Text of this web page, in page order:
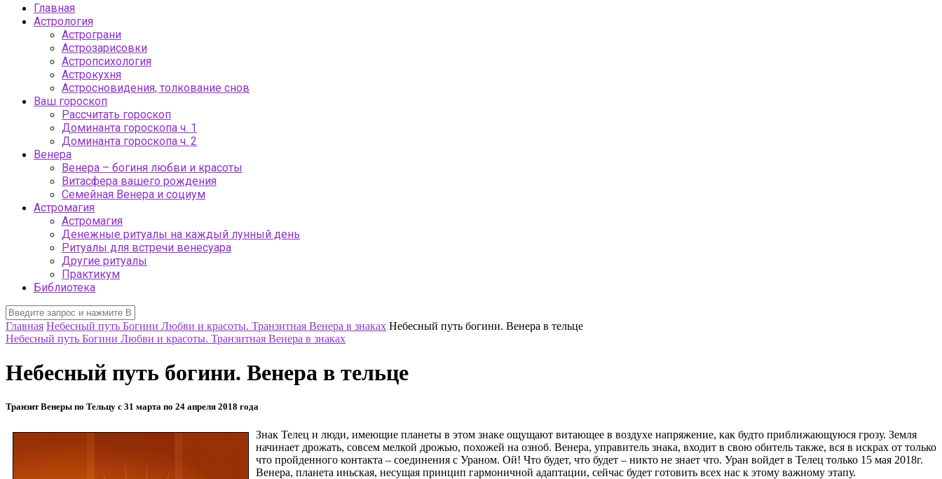
Главная
Астрология
Астрограни
Астрозарисовки
Астропсихология
Астрокухня
Астросновидения, толкование снов
Ваш гороскоп
Рассчитать гороскоп
Доминанта гороскопа ч. 1
Доминанта гороскопа ч. 2
Венера
Венера – богиня любви и красоты
Витасфера вашего рождения
Семейная Венера и социум
Астромагия
Астромагия
Денежные ритуалы на каждый лунный день
Ритуалы для встречи венесуара
Другие ритуалы
Практикум
Библиотека
Главная Небесный путь Богини Любви и красоты. Транзитная Венера в знаках Небесный путь богини. Венера в тельце
Небесный путь Богини Любви и красоты. Транзитная Венера в знаках
Небесный путь богини. Венера в тельце
Транзит Венеры по Тельцу с 31 марта по 24 апреля 2018 года
Знак Телец и люди, имеющие планеты в этом знаке ощущают витающее в воздухе напряжение, как будто приближающуюся грозу. Земля
начинает дрожать, совсем мелкой дрожью, похожей на озноб. Венера, управитель знака, входит в свою обитель также, вся в искрах от только
что пройденного контакта – соединения с Ураном. Ой! Что будет, что будет – никто не знает что. Уран войдет в Телец только 15 мая 2018г.
Венера, планета иньская, несущая принцип гармоничной адаптации, сейчас будет готовить всех нас к этому важному этапу.